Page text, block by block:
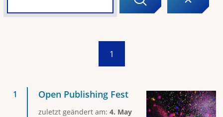
1
Open Publishing Fest
zuletzt geändert am: 4. May